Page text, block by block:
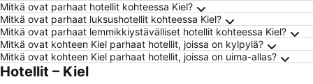
Mitkä ovat parhaat hotellit kohteessa Kiel?
Mitkä ovat parhaat luksushotellit kohteessa Kiel?
Mitkä ovat parhaat lemmikkiystävälliset hotellit kohteessa Kiel?
Mitkä ovat kohteen Kiel parhaat hotellit, joissa on kylpylä?
Mitkä ovat kohteen Kiel parhaat hotellit, joissa on uima-allas?
Hotellit – Kiel